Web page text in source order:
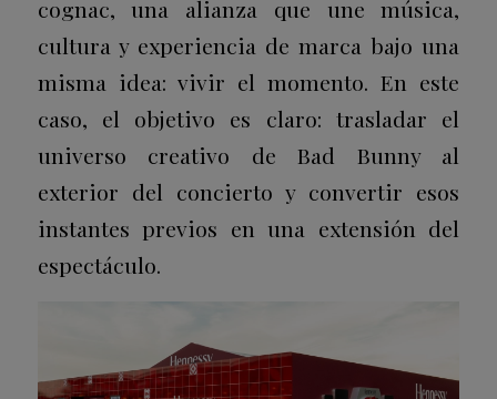
cognac, una alianza que une música,
cultura y experiencia de marca bajo una
misma idea: vivir el momento. En este
caso, el objetivo es claro: trasladar el
universo creativo de Bad Bunny al
exterior del concierto y convertir esos
instantes previos en una extensión del
espectáculo.